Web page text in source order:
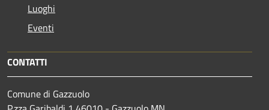
Luoghi
Eventi
CONTATTI
Comune di Gazzuolo